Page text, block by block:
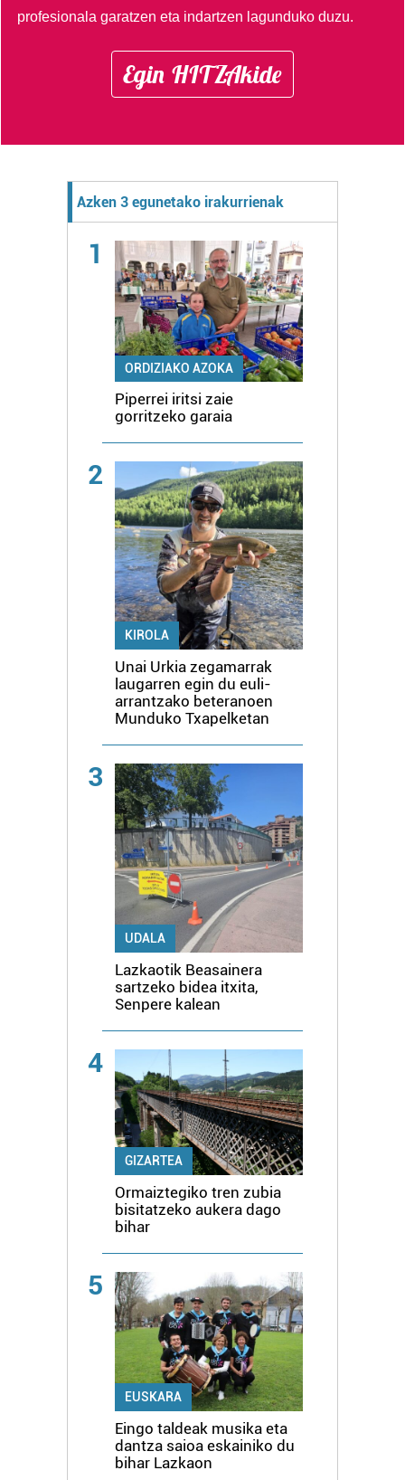
profesionala garatzen eta indartzen lagunduko duzu.
Egin HITZAkide
Azken 3 egunetako irakurrienak
1
ORDIZIAKO AZOKA
Piperrei iritsi zaie
gorritzeko garaia
2
KIROLA
Unai Urkia zegamarrak
laugarren egin du euli-
arrantzako beteranoen
Munduko Txapelketan
3
UDALA
Lazkaotik Beasainera
sartzeko bidea itxita,
Senpere kalean
4
GIZARTEA
Ormaiztegiko tren zubia
bisitatzeko aukera dago
bihar
5
EUSKARA
Eingo taldeak musika eta
dantza saioa eskainiko du
bihar Lazkaon